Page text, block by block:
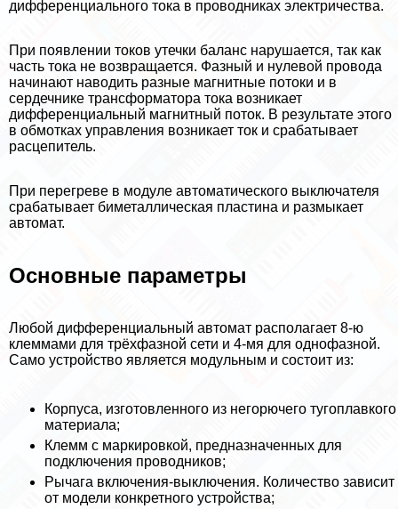
дифференциального тока в проводниках электричества.
При появлении токов утечки баланс нарушается, так как
часть тока не возвращается. Фазный и нулевой провода
начинают наводить разные магнитные потоки и в
сердечнике трaнcформатора тока возникает
дифференциальный магнитный поток. В результате этого
в обмотках управления возникает ток и сpaбатывает
расцепитель.
При перегреве в модуле автоматического выключателя
сpaбатывает биметаллическая пластина и размыкает
автомат.
Основные параметры
Любой дифференциальный автомат располагает 8-ю
клеммами для трёхфазной сети и 4-мя для однофазной.
Само устройство является модульным и состоит из:
Корпуса, изготовленного из негорючего тугоплавкого
материала;
Клемм с маркировкой, предназначенных для
подключения проводников;
Рычага включения-выключения. Количество зависит
от модели конкретного устройства;